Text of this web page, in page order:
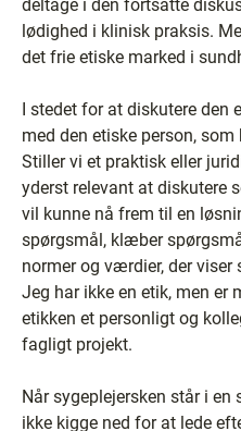
deltage i den fortsatte
lødighed i klinisk praksis.
det frie etiske marked i
I stedet for at diskutere den
med den etiske person,
Stiller vi et praktisk eller
yderst relevant at diskutere
vil kunne nå frem til en
spørgsmål, klæber
normer og værdier, der viser
Jeg har ikke en etik, men er
etikken et personligt og
fagligt projekt.
Når sygeplejersken står i
ikke kigge ned for at lede